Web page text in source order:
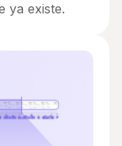
ya existe.